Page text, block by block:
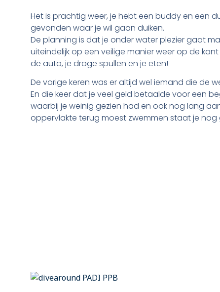
Het is prachtig weer, je hebt een buddy en een
gevonden waar je wil gaan duiken.
De planning is dat je onder water plezier gaat
uiteindelijk op een veilige manier weer op de
de auto, je droge spullen en je eten!
De vorige keren was er altijd wel iemand die de
En die keer dat je veel geld betaalde voor een
waarbij je weinig gezien had en ook nog lang
oppervlakte terug moest zwemmen staat je nog